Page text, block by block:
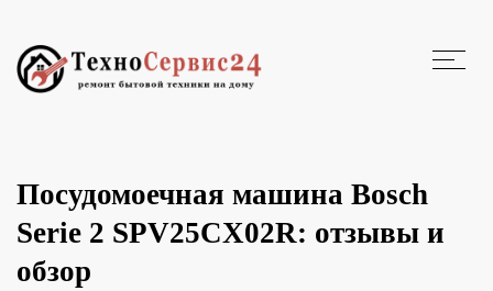
Посудомоечная машина Bosch
Serie 2 SPV25CX02R: отзывы и
обзор